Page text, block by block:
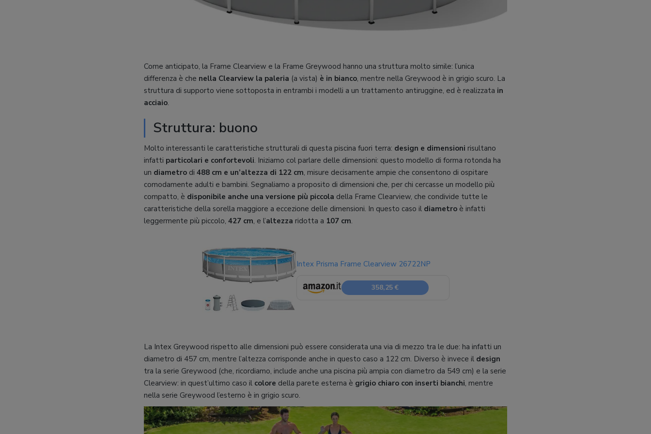
Come anticipato, la Frame Clearview e la Frame Greywood hanno una struttura molto simile: l’unica
differenza è che nella Clearview la paleria (a vista) è in bianco, mentre nella Greywood è in grigio scuro. La
struttura di supporto viene sottoposta in entrambi i modelli a un trattamento antiruggine, ed è realizzata in
acciaio.
Struttura: buono
Molto interessanti le caratteristiche strutturali di questa piscina fuori terra: design e dimensioni risultano
infatti particolari e confortevoli. Iniziamo col parlare delle dimensioni: questo modello di forma rotonda ha
un diametro di 488 cm e un’altezza di 122 cm, misure decisamente ampie che consentono di ospitare
comodamente adulti e bambini. Segnaliamo a proposito di dimensioni che, per chi cercasse un modello più
compatto, è disponibile anche una versione più piccola della Frame Clearview, che condivide tutte le
caratteristiche della sorella maggiore a eccezione delle dimensioni. In questo caso il diametro è infatti
leggermente più piccolo, 427 cm, e l’altezza ridotta a 107 cm.
Intex Prisma Frame Clearview 26722NP
358,25 €
La Intex Greywood rispetto alle dimensioni può essere considerata una via di mezzo tra le due: ha infatti un
diametro di 457 cm, mentre l’altezza corrisponde anche in questo caso a 122 cm. Diverso è invece il design
tra la serie Greywood (che, ricordiamo, include anche una piscina più ampia con diametro da 549 cm) e la serie
Clearview: in quest’ultimo caso il colore della parete esterna è grigio chiaro con inserti bianchi, mentre
nella serie Greywood l’esterno è in grigio scuro.